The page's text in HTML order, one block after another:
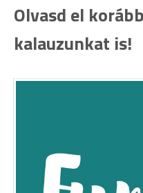
Olvasd el
kalauzunkat is!